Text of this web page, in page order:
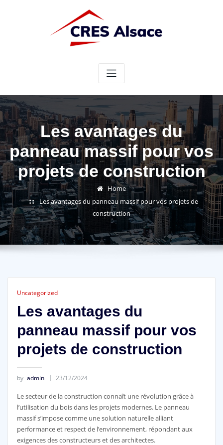
Les avantages du
panneau massif pour vos
projets de construction
Home
Les avantages du panneau massif pour vos projets de
construction
Uncategorized
Les avantages du
panneau massif pour vos
projets de construction
by admin 23/12/2024
Le secteur de la construction connaît une révolution grâce à
l’utilisation du bois dans les projets modernes. Le panneau
massif s’impose comme une solution naturelle alliant
performance et respect de l’environnement, répondant aux
exigences des constructeurs et des architectes.